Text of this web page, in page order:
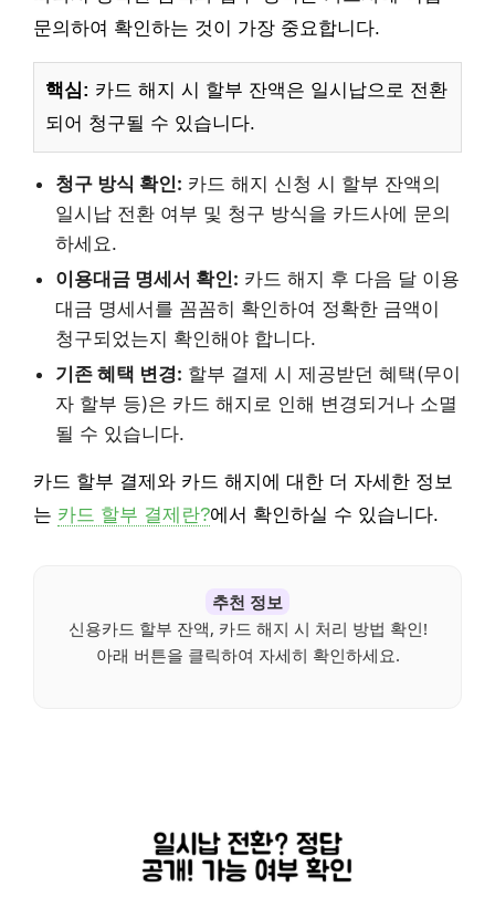
문의하여 확인하는 것이 가장 중요합니다.
핵심: 카드 해지 시 할부 잔액은 일시납으로 전환
되어 청구될 수 있습니다.
청구 방식 확인: 카드 해지 신청 시 할부 잔액의
일시납 전환 여부 및 청구 방식을 카드사에 문의
하세요.
이용대금 명세서 확인: 카드 해지 후 다음 달 이용
대금 명세서를 꼼꼼히 확인하여 정확한 금액이
청구되었는지 확인해야 합니다.
기존 혜택 변경: 할부 결제 시 제공받던 혜택(무이
자 할부 등)은 카드 해지로 인해 변경되거나 소멸
될 수 있습니다.
카드 할부 결제와 카드 해지에 대한 더 자세한 정보
는 카드 할부 결제란?에서 확인하실 수 있습니다.
추천 정보
신용카드 할부 잔액, 카드 해지 시 처리 방법 확인!
아래 버튼을 클릭하여 자세히 확인하세요.